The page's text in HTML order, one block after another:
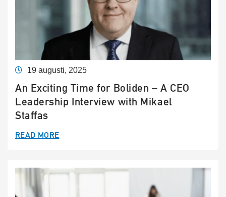
19 augusti, 2025
An Exciting Time for Boliden – A CEO
Leadership Interview with Mikael
Staffas
READ MORE